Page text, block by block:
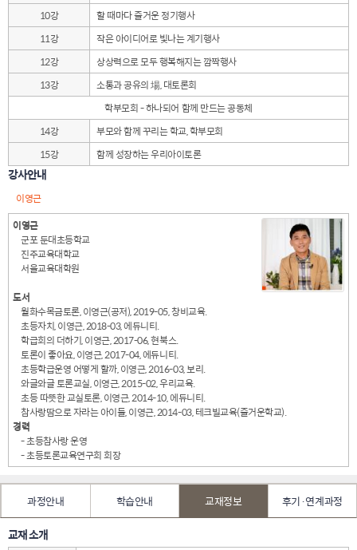
10강
할 때마다 즐거운 정기행사
11강
작은 아이디어로 빛나는 계기행사
12강
상상력으로 모두 행복해지는 깜짝행사
13강
소통과 공유의 場, 대토론회
학부모회 - 하나되어 함께 만드는 공동체
14강
부모와 함께 꾸리는 학교, 학부모회
15강
함께 성장하는 우리아이토론
강사안내
이영근
이영근
군포 둔대초등학교
진주교육대학교
서울교육대학원
도서
월화수목금토론, 이영근(공저), 2019-05, 창비교육.
초등자치, 이영근, 2018-03, 에듀니티.
학급회의 더하기, 이영근, 2017-06, 현북스.
토론이 좋아요, 이영근, 2017-04, 에듀니티.
초등학급운영 어떻게 할까, 이영근, 2016-03, 보리.
와글와글 토론교실, 이영근, 2015-02, 우리교육.
초등 따뜻한 교실토론, 이영근, 2014-10, 에듀니티.
참사랑땀으로 자라는 아이들, 이영근, 2014-03, 테크빌교육(즐거운학교).
경력
- 초등참사랑 운영
- 초등토론교육연구회 회장
과정안내 학습안내 교재정보 후기·연계과정
교재 소개